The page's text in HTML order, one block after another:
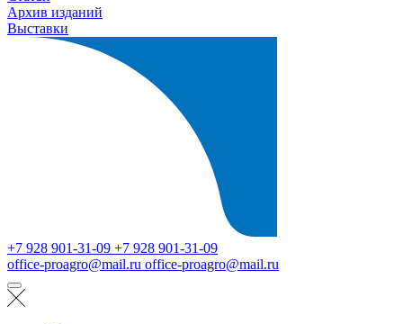
Архив изданий
Выставки
+7 928 901-31-09 +7 928 901-31-09
office-proagro@mail.ru office-proagro@mail.ru